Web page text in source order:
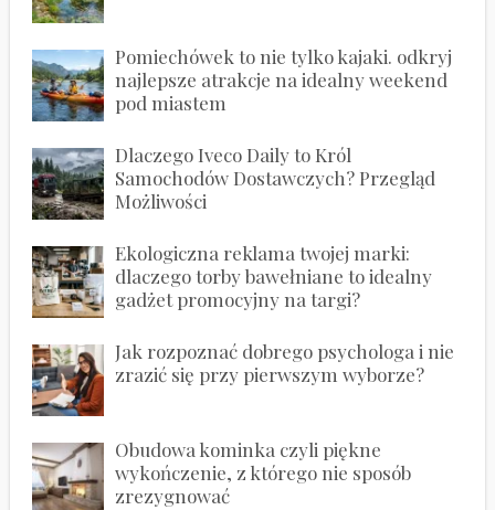
Pomiechówek to nie tylko kajaki. odkryj
najlepsze atrakcje na idealny weekend
pod miastem
Dlaczego Iveco Daily to Król
Samochodów Dostawczych? Przegląd
Możliwości
Ekologiczna reklama twojej marki:
dlaczego torby bawełniane to idealny
gadżet promocyjny na targi?
Jak rozpoznać dobrego psychologa i nie
zrazić się przy pierwszym wyborze?
Obudowa kominka czyli piękne
wykończenie, z którego nie sposób
zrezygnować